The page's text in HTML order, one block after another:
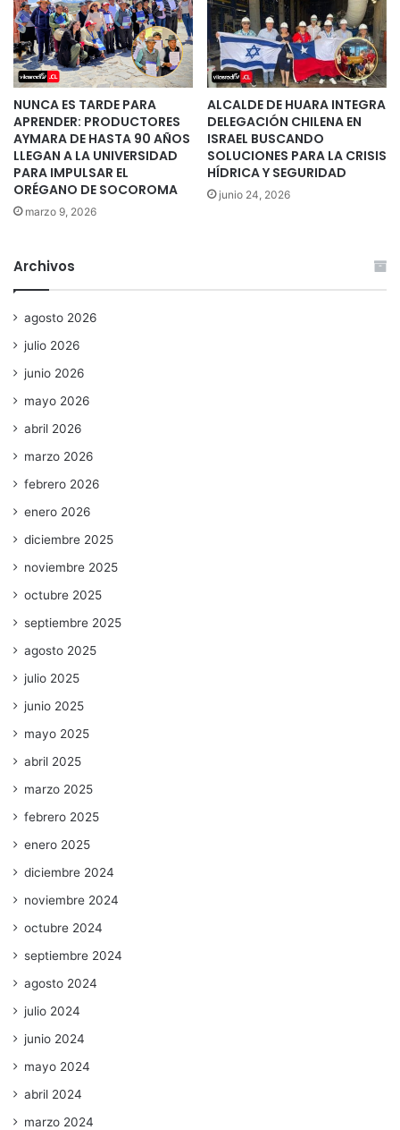
NUNCA ES TARDE PARA
APRENDER: PRODUCTORES
AYMARA DE HASTA 90 AÑOS
LLEGAN A LA UNIVERSIDAD
PARA IMPULSAR EL
ORÉGANO DE SOCOROMA
marzo 9, 2026
ALCALDE DE HUARA INTEGRA
DELEGACIÓN CHILENA EN
ISRAEL BUSCANDO
SOLUCIONES PARA LA CRISIS
HÍDRICA Y SEGURIDAD
junio 24, 2026
Archivos
agosto 2026
julio 2026
junio 2026
mayo 2026
abril 2026
marzo 2026
febrero 2026
enero 2026
diciembre 2025
noviembre 2025
octubre 2025
septiembre 2025
agosto 2025
julio 2025
junio 2025
mayo 2025
abril 2025
marzo 2025
febrero 2025
enero 2025
diciembre 2024
noviembre 2024
octubre 2024
septiembre 2024
agosto 2024
julio 2024
junio 2024
mayo 2024
abril 2024
marzo 2024